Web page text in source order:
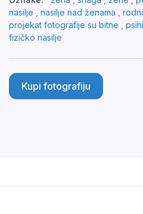
nasilje
nasilje nad ženama
projekat fotografije su bitne
fizičko nasilje
Kupi fotografiju